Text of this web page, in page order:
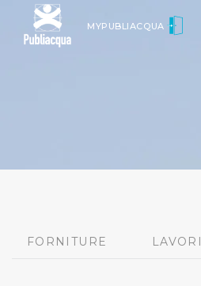
MYPUBLIACQUA
FORNITURE LAVORI